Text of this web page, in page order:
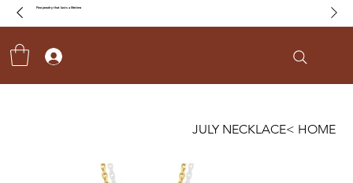
Fine jewelry that lasts a lifetime
HOME
>
JULY NECKLACE